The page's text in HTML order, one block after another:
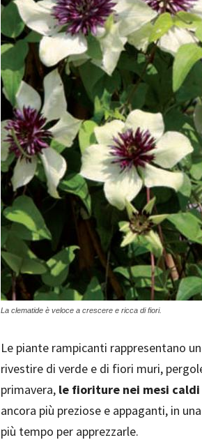
La clematide è veloce a crescere e ricca di fiori.
Le piante rampicanti rappresentano
rivestire di verde e di fiori muri,
primavera, le fioriture nei mesi
ancora più preziose e appaganti, in
più tempo per apprezzarle.